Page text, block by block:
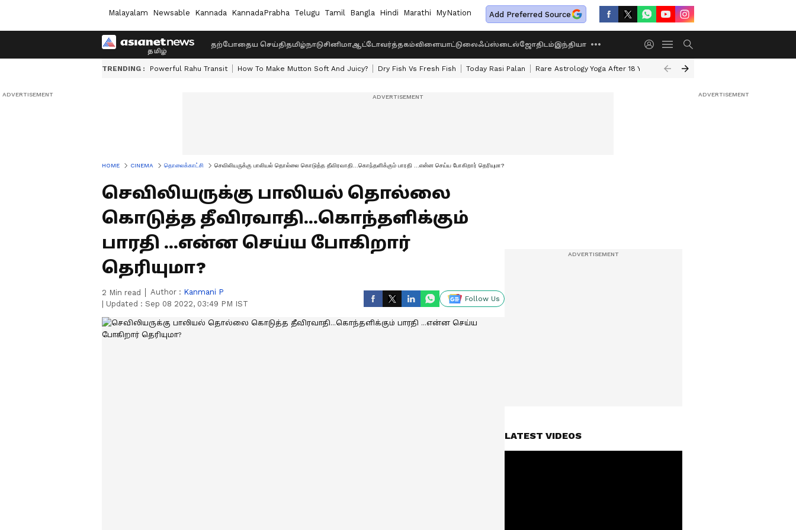
Malayalam Newsable Kannada KannadaPrabha Telugu Tamil Bangla Hindi Marathi MyNation Add Preferred Source
தற்போதைய செய்திதமிழ்நாடுசினிமாஆட்டோவர்த்தகம்விளையாட்டுலைஃப்ஸ்டைல்ஜோதிடம்இந்தியா
TRENDING : Powerful Rahu Transit How To Make Mutton Soft And Juicy? Dry Fish Vs Fresh Fish Today Rasi Palan Rare Astrology Yoga After 18 Years Dwi Pushkar Yoga 2026
HOME CINEMA தொலைக்காட்சி செவிலியருக்கு பாலியல் தொல்லை கொடுத்த தீவிரவாதி...கொந்தளிக்கும் பாரதி ...என்ன செய்ய போகிறார் தெரியுமா?
செவிலியருக்கு பாலியல் தொல்லை
கொடுத்த தீவிரவாதி...கொந்தளிக்கும்
பாரதி ...என்ன செய்ய போகிறார்
தெரியுமா?
2 Min read Author : Kanmani P
Updated : Sep 08 2022, 03:49 PM IST
Follow Us
LATEST VIDEOS